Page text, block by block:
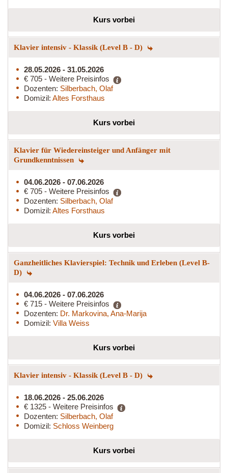
Kurs vorbei
Klavier intensiv - Klassik (Level B - D)
28.05.2026 - 31.05.2026
€ 705 - Weitere Preisinfos
Dozenten: Silberbach, Olaf
Domizil: Altes Forsthaus
Kurs vorbei
Klavier für Wiedereinsteiger und Anfänger mit
Grundkenntnissen
04.06.2026 - 07.06.2026
€ 705 - Weitere Preisinfos
Dozenten: Silberbach, Olaf
Domizil: Altes Forsthaus
Kurs vorbei
Ganzheitliches Klavierspiel: Technik und Erleben (Level B-
D)
04.06.2026 - 07.06.2026
€ 715 - Weitere Preisinfos
Dozenten: Dr. Markovina, Ana-Marija
Domizil: Villa Weiss
Kurs vorbei
Klavier intensiv - Klassik (Level B - D)
18.06.2026 - 25.06.2026
€ 1325 - Weitere Preisinfos
Dozenten: Silberbach, Olaf
Domizil: Schloss Weinberg
Kurs vorbei